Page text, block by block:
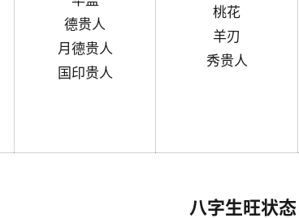
德贵人
月德贵人
国印贵人
桃花
羊刃
秀贵人
八字生旺状态